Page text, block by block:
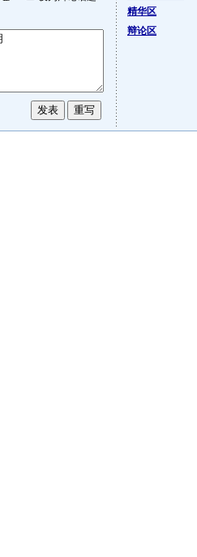
精华区
辩论区